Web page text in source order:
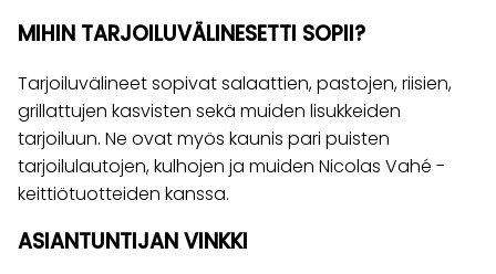
MIHIN TARJOILUVÄLINESETTI SOPII?
Tarjoiluvälineet sopivat salaattien, pastojen, riisien,
grillattujen kasvisten sekä muiden lisukkeiden
tarjoiluun. Ne ovat myös kaunis pari puisten
tarjoilulautojen, kulhojen ja muiden Nicolas Vahé -
keittiötuotteiden kanssa.
ASIANTUNTIJAN VINKKI